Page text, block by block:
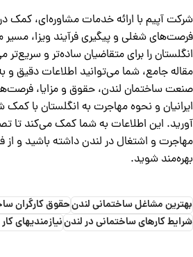
شرکت آپیم با ارائه خدمات مشاوره‌ای، کمک
فرصت‌های شغلی و پیگیری فرآیند ویزا،
انگلستان را برای متقاضیان ساده‌تر و سریع‌تر
مقاله جامع، شما می‌توانید اطلاعات دقیق و
صنعت ساختمان لندن، حقوق و مزایا،
ایرانیان و نحوه مهاجرت به انگلستان با
آورید. این اطلاعات به شما کمک می‌کند تا
مهاجرت و اشتغال در لندن داشته باشید و
بهره‌مند شوید.
بهترین مشاغل ساختمانی لندنحقوق کارگران
شرایط کارهای ساختمانی در لندننیازمندیهای